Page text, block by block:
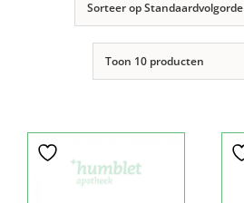
Sorteer opStandaardvolgorde
Toon 10 producten